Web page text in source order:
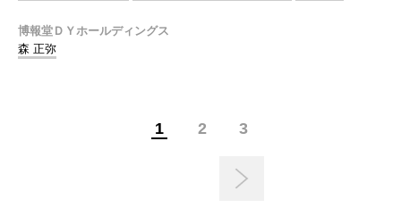
博報堂ＤＹホールディングス
森 正弥
1 2 3